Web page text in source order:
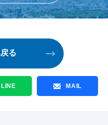
る
る
LINE MAIL